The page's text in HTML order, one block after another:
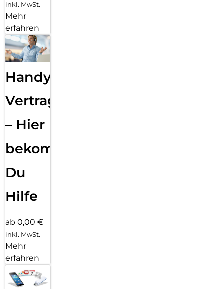
inkl. MwSt.
Mehr
erfahren
Handy
Vertragsabwicklung
– Hier
bekommst
Du
Hilfe
ab 0,00 €
inkl. MwSt.
Mehr
erfahren